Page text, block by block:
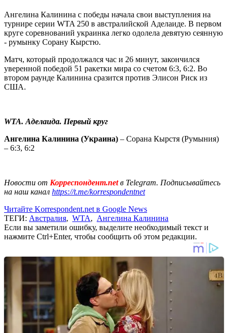
Ангелина Калинина с победы начала свои выступления на
турнире серии WTA 250 в австралийской Аделаиде. В первом
круге соревнований украинка легко одолела девятую сеянную
- румынку Сорану Кырстю.
Матч, который продолжался час и 26 минут, закончился
уверенной победой 51 ракетки мира со счетом 6:3, 6:2. Во
втором раунде Калинина сразится против Элисон Риск из
США.
WTA. Аделаида. Первый круг
Ангелина Калинина (Украина) – Сорана Кырстя (Румыния)
– 6:3, 6:2
Новости от Корреспондент.netв Telegram. Подписывайтесь
на наш канал https://t.me/korrespondentnet
Читайте Korrespondent.net в Google News
ТЕГИ: Австралия, WTA, Ангелина Калинина
Если вы заметили ошибку, выделите необходимый текст и
нажмите Ctrl+Enter, чтобы сообщить об этом редакции.